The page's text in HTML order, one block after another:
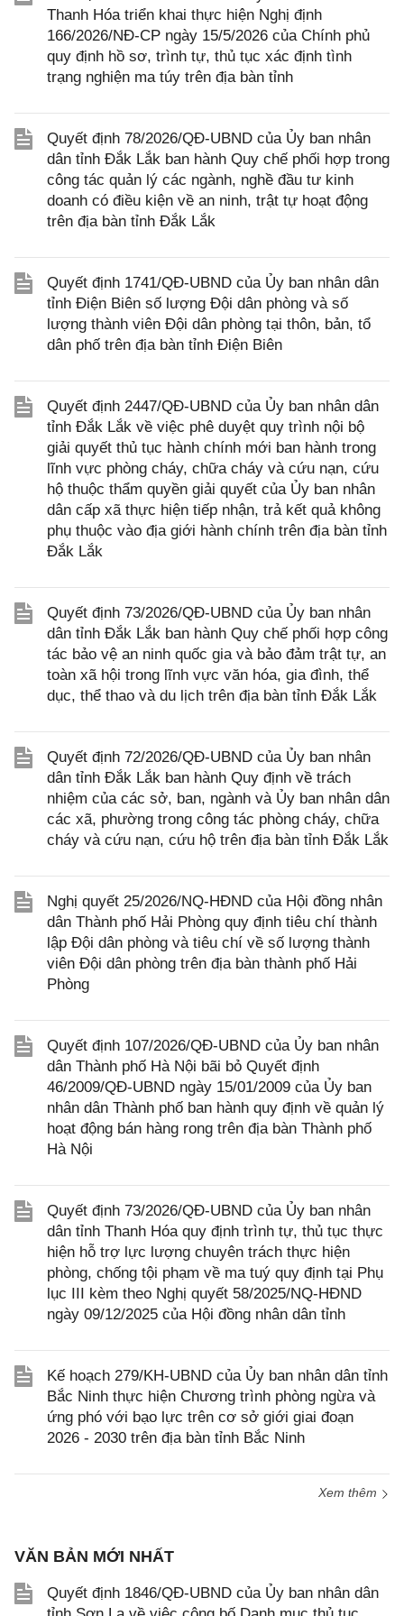
Thanh Hóa triển khai thực hiện Nghị định
166/2026/NĐ-CP ngày 15/5/2026 của Chính phủ
quy định hồ sơ, trình tự, thủ tục xác định tình
trạng nghiện ma túy trên địa bàn tỉnh
Quyết định 78/2026/QĐ-UBND của Ủy ban nhân
dân tỉnh Đắk Lắk ban hành Quy chế phối hợp trong
công tác quản lý các ngành, nghề đầu tư kinh
doanh có điều kiện về an ninh, trật tự hoạt động
trên địa bàn tỉnh Đắk Lắk
Quyết định 1741/QĐ-UBND của Ủy ban nhân dân
tỉnh Điện Biên số lượng Đội dân phòng và số
lượng thành viên Đội dân phòng tại thôn, bản, tổ
dân phố trên địa bàn tỉnh Điện Biên
Quyết định 2447/QĐ-UBND của Ủy ban nhân dân
tỉnh Đắk Lắk về việc phê duyệt quy trình nội bộ
giải quyết thủ tục hành chính mới ban hành trong
lĩnh vực phòng cháy, chữa cháy và cứu nạn, cứu
hộ thuộc thẩm quyền giải quyết của Ủy ban nhân
dân cấp xã thực hiện tiếp nhận, trả kết quả không
phụ thuộc vào địa giới hành chính trên địa bàn tỉnh
Đắk Lắk
Quyết định 73/2026/QĐ-UBND của Ủy ban nhân
dân tỉnh Đắk Lắk ban hành Quy chế phối hợp công
tác bảo vệ an ninh quốc gia và bảo đảm trật tự, an
toàn xã hội trong lĩnh vực văn hóa, gia đình, thể
dục, thể thao và du lịch trên địa bàn tỉnh Đắk Lắk
Quyết định 72/2026/QĐ-UBND của Ủy ban nhân
dân tỉnh Đắk Lắk ban hành Quy định về trách
nhiệm của các sở, ban, ngành và Ủy ban nhân dân
các xã, phường trong công tác phòng cháy, chữa
cháy và cứu nạn, cứu hộ trên địa bàn tỉnh Đắk Lắk
Nghị quyết 25/2026/NQ-HĐND của Hội đồng nhân
dân Thành phố Hải Phòng quy định tiêu chí thành
lập Đội dân phòng và tiêu chí về số lượng thành
viên Đội dân phòng trên địa bàn thành phố Hải
Phòng
Quyết định 107/2026/QĐ-UBND của Ủy ban nhân
dân Thành phố Hà Nội bãi bỏ Quyết định
46/2009/QĐ-UBND ngày 15/01/2009 của Ủy ban
nhân dân Thành phố ban hành quy định về quản lý
hoạt động bán hàng rong trên địa bàn Thành phố
Hà Nội
Quyết định 73/2026/QĐ-UBND của Ủy ban nhân
dân tỉnh Thanh Hóa quy định trình tự, thủ tục thực
hiện hỗ trợ lực lượng chuyên trách thực hiện
phòng, chống tội phạm về ma tuý quy định tại Phụ
lục III kèm theo Nghị quyết 58/2025/NQ-HĐND
ngày 09/12/2025 của Hội đồng nhân dân tỉnh
Kế hoạch 279/KH-UBND của Ủy ban nhân dân tỉnh
Bắc Ninh thực hiện Chương trình phòng ngừa và
ứng phó với bạo lực trên cơ sở giới giai đoạn
2026 - 2030 trên địa bàn tỉnh Bắc Ninh
Xem thêm
VĂN BẢN MỚI NHẤT
Quyết định 1846/QĐ-UBND của Ủy ban nhân dân